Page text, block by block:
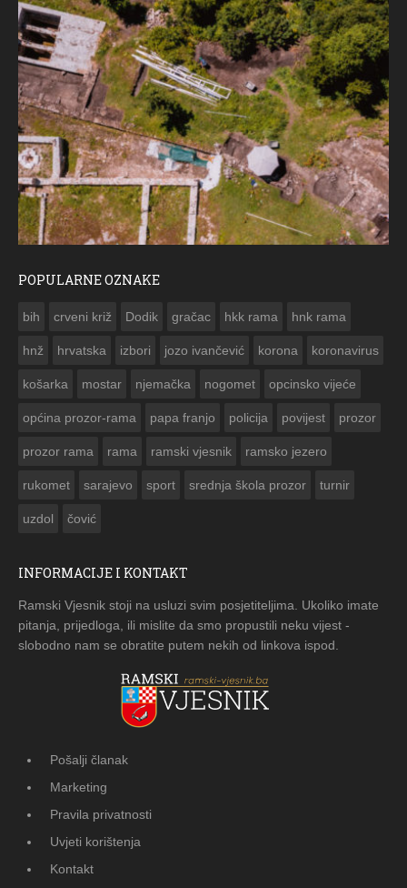
POPULARNE OZNAKE
bih crveni križ Dodik gračac hkk rama hnk rama
hnž hrvatska izbori jozo ivančević korona koronavirus
košarka mostar njemačka nogomet opcinsko vijeće
općina prozor-rama papa franjo policija povijest prozor
prozor rama rama ramski vjesnik ramsko jezero
rukomet sarajevo sport srednja škola prozor turnir
uzdol čović
INFORMACIJE I KONTAKT
Ramski Vjesnik stoji na usluzi svim posjetiteljima. Ukoliko imate
pitanja, prijedloga, ili mislite da smo propustili neku vijest -
slobodno nam se obratite putem nekih od linkova ispod.
Pošalji članak
Marketing
Pravila privatnosti
Uvjeti korištenja
Kontakt